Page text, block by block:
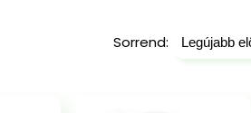
Sorrend: